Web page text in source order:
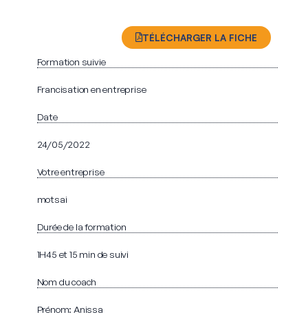
TÉLÉCHARGER LA FICHE
Formation suivie
Francisation en entreprise
Date
24/05/2022
Votre entreprise
motsai
Durée de la formation
1H45 et 15 min de suivi
Nom du coach
Prénom: Anissa